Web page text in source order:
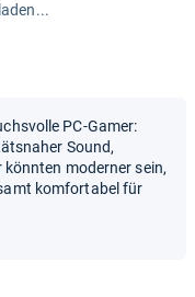
PC-Gamer:
Sound,
moderner sein,
komfortabel für